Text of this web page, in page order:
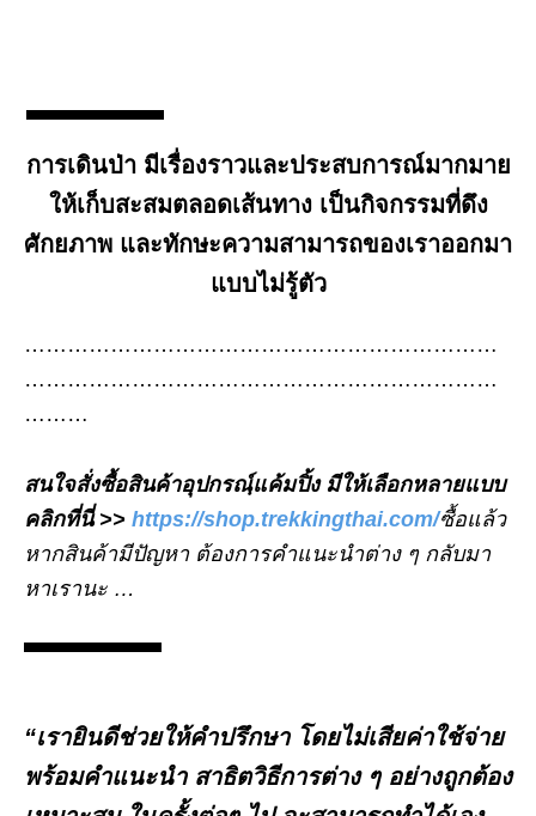
การเดินป่า มีเรื่องราวและประสบการณ์มากมาย
ให้เก็บสะสมตลอดเส้นทาง เป็นกิจกรรมที่ดึง
ศักยภาพ และทักษะความสามารถของเราออกมา
แบบไม่รู้ตัว
…………………………………………………………
…………………………………………………………
………
สนใจสั่งซื้อสินค้าอุปกรณฺ์แค้มปิ้ง มีให้เลือกหลายแบบ
คลิกที่นี่ >> https://shop.trekkingthai.com/ซื้อแล้ว
หากสินค้ามีปัญหา ต้องการคำแนะนำต่าง ๆ กลับมา
หาเรานะ …
“เรายินดีช่วยให้คำปรึกษา โดยไม่เสียค่าใช้จ่าย
พร้อมคำแนะนำ สาธิตวิธีการต่าง ๆ อย่างถูกต้อง